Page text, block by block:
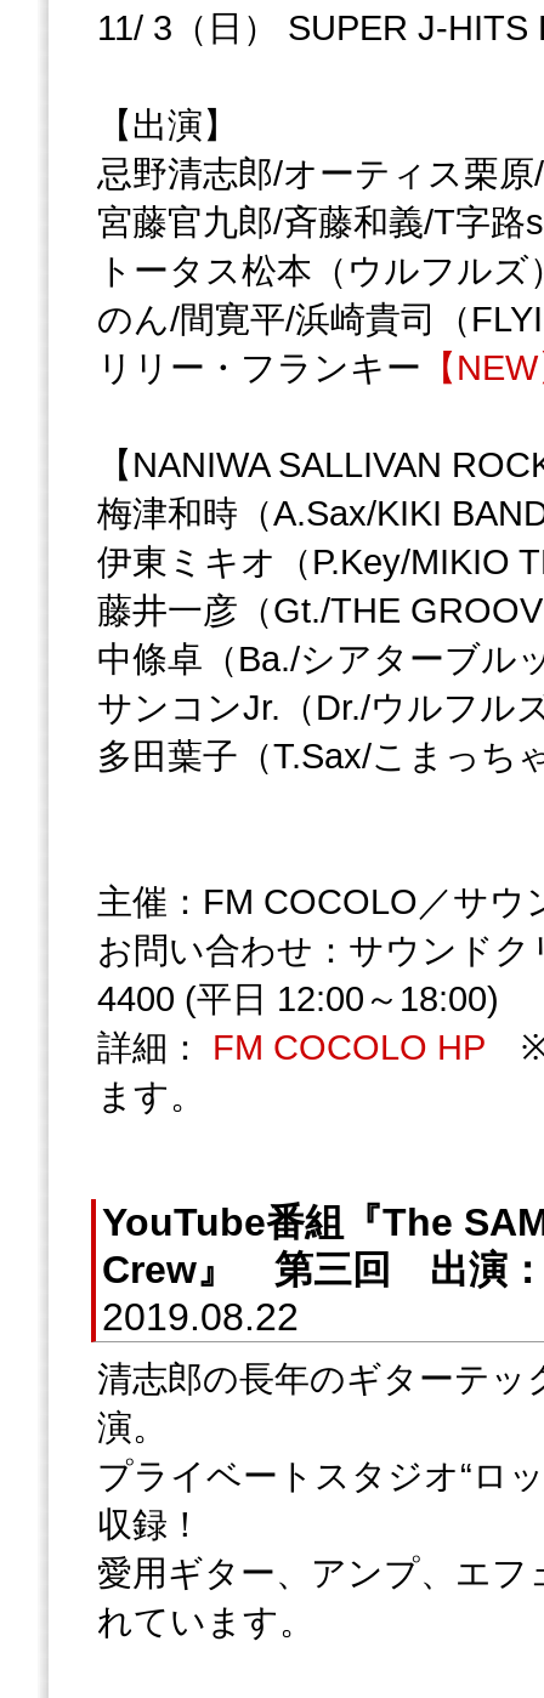
11/ 3（日） SUPER J-HITS
【出演】
忌野清志郎/オーティス栗
宮藤官九郎/斉藤和義/T字路
トータス松本（ウルフル
のん/間寛平/浜崎貴司（
リリー・フランキー 【
【NANIWA SALLIVAN
梅津和時（A.Sax/KIKI
伊東ミキオ（P.Key/MIKIO
藤井一彦（Gt./THE
中條卓（Ba./シアターブル
サンコンJr.（Dr./ウルフル
多田葉子（T.Sax/こまっち
主催：FM COCOLO／サウ
お問い合わせ：サウンド
4400 (平日 12:00～18:00)
詳細： FM COCOLO HP ※
ます。
YouTube番組『The
Crew』 第三回 出演
2019.08.22
清志郎の長年のギターテッ
演。
プライベートスタジオ“ロ
収録！
愛用ギター、アンプ、エ
れています。